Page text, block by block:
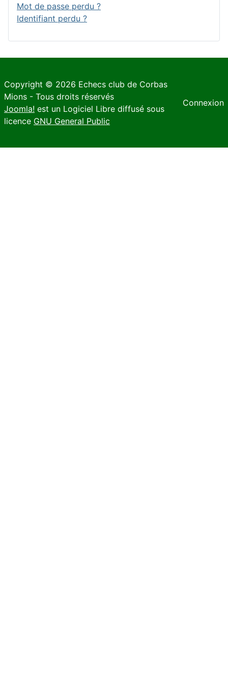
Mot de passe perdu ?
Identifiant perdu ?
Copyright © 2026 Echecs club de Corbas
Mions - Tous droits réservés
Joomla! est un Logiciel Libre diffusé sous
licence GNU General Public
Connexion